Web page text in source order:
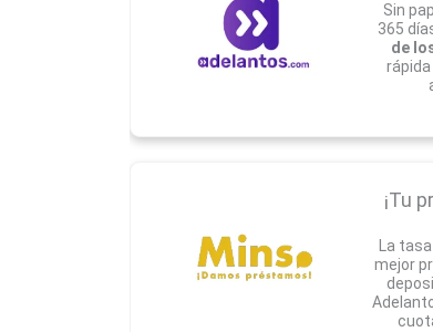
Sin
365
de
¡Tu
La
mejor